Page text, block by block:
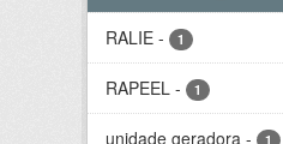
RALIE - 1
RAPEEL - 1
unidade geradora - 1